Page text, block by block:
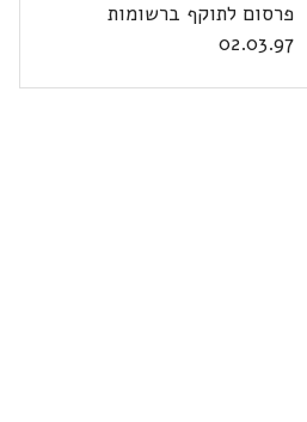
פרסום לתוקף ברשומות
02.03.97